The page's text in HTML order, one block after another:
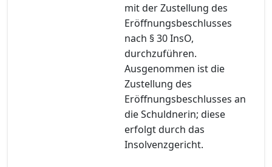
mit der Zustellung des
Eröffnungsbeschlusses
nach § 30 InsO,
durchzuführen.
Ausgenommen ist die
Zustellung des
Eröffnungsbeschlusses an
die Schuldnerin; diese
erfolgt durch das
Insolvenzgericht.